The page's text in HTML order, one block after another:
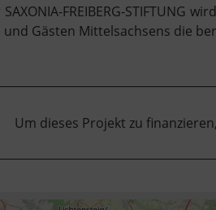
FREIBERG-STIFTUNG
Gästen Mittelsachsens die
Um dieses Projekt zu